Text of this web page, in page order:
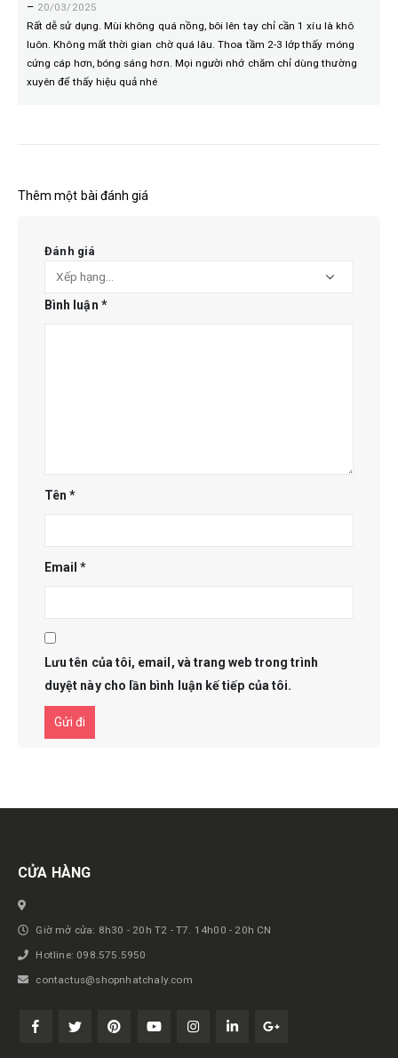
– 20/03/2025
Rất dễ sử dụng. Mùi không quá nồng, bôi lên tay chỉ cần 1 xíu là khô
luôn. Không mất thời gian chờ quá lâu. Thoa tầm 2-3 lớp thấy móng
cứng cáp hơn, bóng sáng hơn. Mọi người nhớ chăm chỉ dùng thường
xuyên để thấy hiệu quả nhé
Thêm một bài đánh giá
Đánh giá
Bình luận *
Tên*
Email*
Lưu tên của tôi, email, và trang web trong trình
duyệt này cho lần bình luận kế tiếp của tôi.
Get in touch
CỬA HÀNG
Giờ mở cửa: 8h30 - 20h T2 - T7. 14h00 - 20h CN
Hotline: 098.575.5950
contactus@shopnhatchaly.com